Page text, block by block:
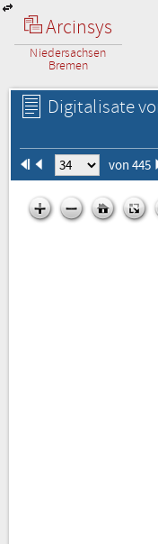
Arcinsys
Niedersachsen
Bremen
Digitalisate
von 445